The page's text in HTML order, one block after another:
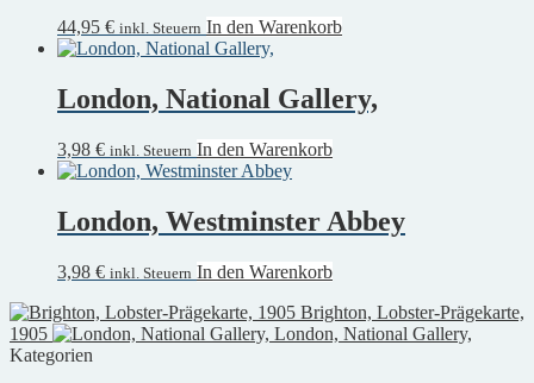
44,95 € inkl. Steuern In den Warenkorb
London, National Gallery,
3,98 € inkl. Steuern In den Warenkorb
London, Westminster Abbey
3,98 € inkl. Steuern In den Warenkorb
Brighton, Lobster-Prägekarte,
1905
London, National Gallery,
Kategorien